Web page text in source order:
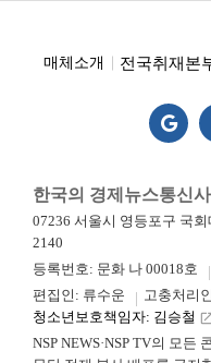
매체소개 전국취재본
한국의 경제뉴스통신
07236 서울시 영등포구 국
2140
등록번호: 문화 나 00018호
편집인: 류수운
고충처리
청소년보호책임자: 김승철
NSP NEWS·NSP TV의 모